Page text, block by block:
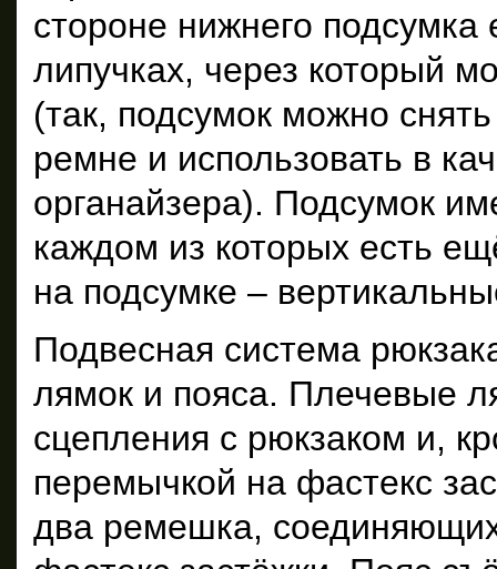
стороне нижнего подсумка
липучках, через который
(так, подсумок можно
ремне и использовать в
органайзера). Подсумок
каждом из которых есть
на подсумке –
Подвесная система
лямок и пояса. Плечевые
сцепления с рюкзаком и,
перемычкой на фастекс
два ремешка,